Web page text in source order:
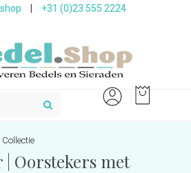
+31 (0)23 555 2224
Oorstekers met